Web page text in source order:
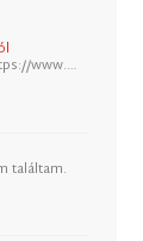
www.…
találtam.